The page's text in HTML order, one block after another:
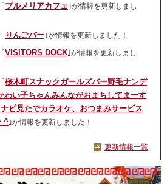
「プルメリアカフェ ｣が情報を更新しまし
「 りんごバー ｣が情報を更新しました！
「VISITORS DOCK ｣が情報を更新しまし
「桜木町スナックガールズバー野毛ナンデ
わい子ちゃんみんながおまちしてまーす
ビ見たでカラオケ、おつまみサービス
^ ｣が情報を更新しました！
更新情報一覧